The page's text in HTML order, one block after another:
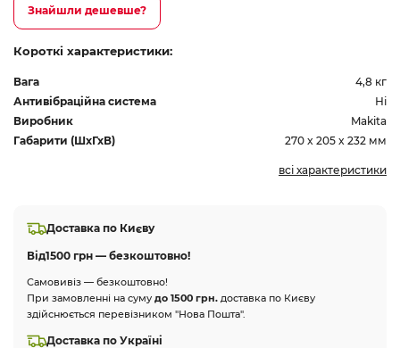
Знайшли дешевше?
Короткі характеристики:
Вага
4,8 кг
Антивібраційна система
Ні
Виробник
Makita
Габарити (ШхГхВ)
270 x 205 x 232 мм
всі характеристики
Доставка по Києву
Від1500 грн — безкоштовно!
Самовивіз — безкоштовно!
При замовленні на суму до 1500 грн. доставка по Києву
здійснюється перевізником "Нова Пошта".
Доставка по Україні